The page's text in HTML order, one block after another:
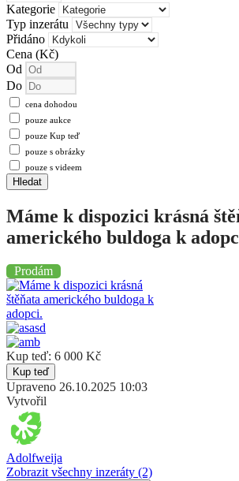
Kategorie
Typ inzerátu
Přidáno
Cena (Kč)
Od
Do
cena dohodou
pouze aukce
pouze Kup teď
pouze s obrázky
pouze s videem
Hledat
Máme k dispozici krásná
amerického buldoga k
Prodám
Kup teď: 6 000 Kč
Kup teď
Upraveno 26.10.2025 10:03
Vytvořil
Adolfweija
Zobrazit všechny inzeráty (2)